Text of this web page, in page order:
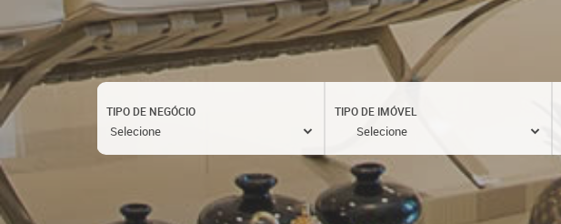
TIPO DE NEGÓCIO TIPO DE IMÓVEL